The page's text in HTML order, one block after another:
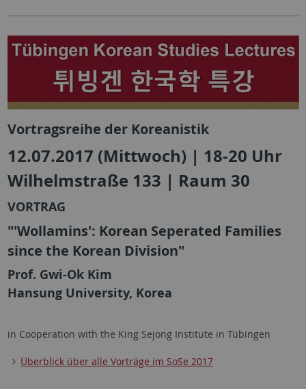
Vortragsreihe der Koreanistik
12.07.2017 (Mittwoch) | 18-20 Uhr
Wilhelmstraße 133 | Raum 30
VORTRAG
"'Wollamins': Korean Seperated Families
since the Korean Division"
Prof. Gwi-Ok Kim
Hansung University, Korea
in Cooperation with the King Sejong Institute in Tübingen
Überblick über alle Vorträge im SoSe 2017